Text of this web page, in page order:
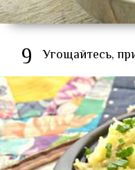
9 Угощайтесь,